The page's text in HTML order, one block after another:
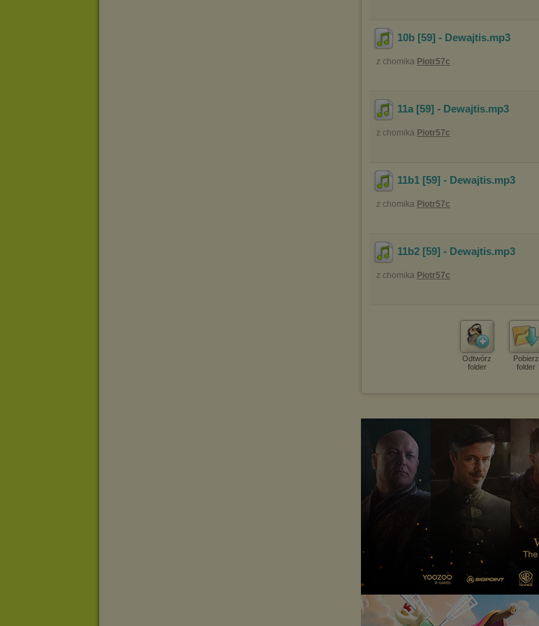
10b [59] - Dewajtis.mp3
z chomika Piotr57c
11a [59] - Dewajtis.mp3
z chomika Piotr57c
11b1 [59] - Dewajtis.mp3
z chomika Piotr57c
11b2 [59] - Dewajtis.mp3
z chomika Piotr57c
Odtwórz
folder
Pobierz
folder